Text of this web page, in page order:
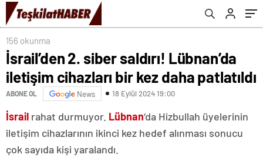
156 okunma
İsrail’den 2. siber saldırı! Lübnan’da
iletişim cihazları bir kez daha patlatıldı
ABONE OL News 18 Eylül 2024 19:00
İsrail rahat durmuyor. Lübnan‘da Hizbullah üyelerinin
iletişim cihazlarının ikinci kez hedef alınması sonucu
çok sayıda kişi yaralandı.